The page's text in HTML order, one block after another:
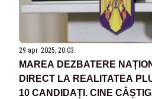
29 apr. 2025, 20:03
MAREA DEZBATERE
DIRECT LA REALITATEA
10 CANDIDAȚI. CINE